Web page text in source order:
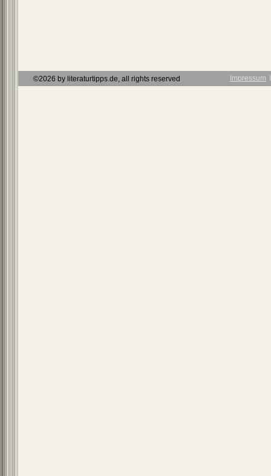
©2026 by literaturtipps.de, all rights reserved Impressum